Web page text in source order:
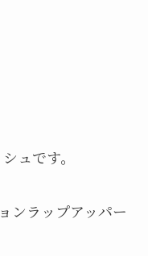
ュです。
ンラップアッパー